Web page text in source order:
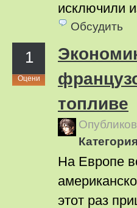
исключили
Обсудить
1
Оцени
топливе
Категория
На Европе
этот раз